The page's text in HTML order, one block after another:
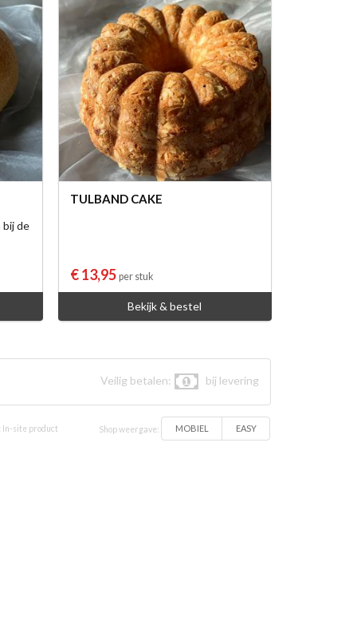
bij de
TULBAND CAKE
€ 13,95 per stuk
Bekijk & bestel
Veilig betalen: bij levering
In-site product Shop weergave: MOBIEL EASY